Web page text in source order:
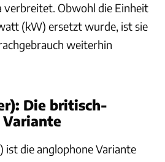
verbreitet. Obwohl die Einheit
(kW) ersetzt wurde, ist sie
weiterhin
Die britisch-
Variante
ist die anglophone Variante